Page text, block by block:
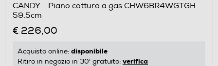
CANDY - Piano cottura a gas CHW6BR4WGTGH
59,5cm
€ 226,00
Acquisto online: disponibile
Ritiro in negozio in 30' gratuito: verifica